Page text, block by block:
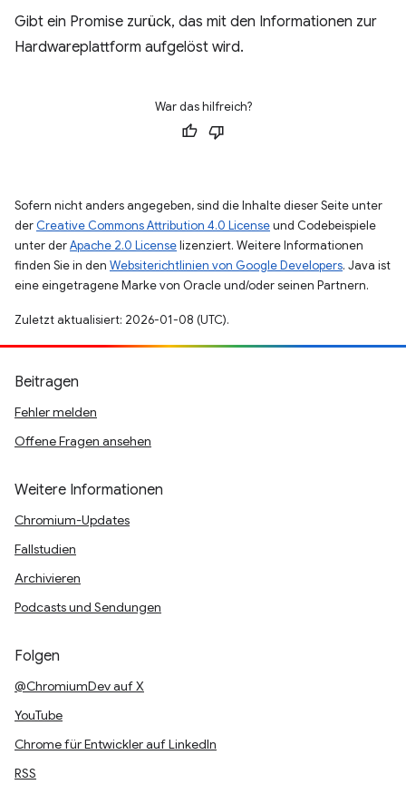
Gibt ein Promise zurück, das mit den Informationen zur
Hardwareplattform aufgelöst wird.
War das hilfreich?
Sofern nicht anders angegeben, sind die Inhalte dieser Seite unter
der Creative Commons Attribution 4.0 Licenseund Codebeispiele
unter derApache 2.0 Licenselizenziert. Weitere Informationen
finden Sie in den Websiterichtlinien von Google Developers. Java ist
eine eingetragene Marke von Oracle und/oder seinen Partnern.
Zuletzt aktualisiert: 2026-01-08 (UTC).
Beitragen
Fehler melden
Offene Fragen ansehen
Weitere Informationen
Chromium-Updates
Fallstudien
Archivieren
Podcasts und Sendungen
Folgen
@ChromiumDev auf X
YouTube
Chrome für Entwickler auf LinkedIn
RSS